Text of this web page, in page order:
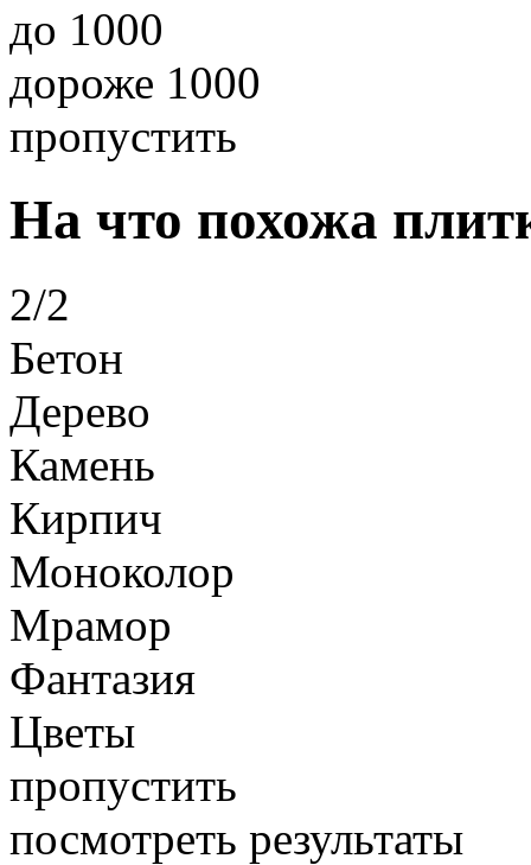
до 1000
дороже 1000
пропустить
На что похожа
2/2
Бетон
Дерево
Камень
Кирпич
Моноколор
Мрамор
Фантазия
Цветы
пропустить
посмотреть результаты